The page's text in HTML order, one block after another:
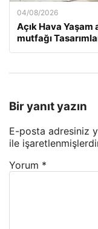
04/08/2026
Açık Hava
mutfağı
Bir yanıt yazın
E-posta adresiniz
ile
Yorum *